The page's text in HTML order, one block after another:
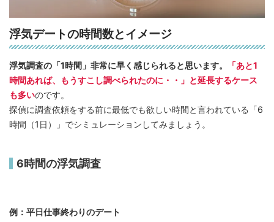
浮気デートの時間数とイメージ
浮気調査の「1時間」非常に早く感じられると思います。
「あと1
時間あれば、もうすこし調べられたのに・・」と延長するケース
も多いのです。
探偵に調査依頼をする前に最低でも欲しい時間と言われている「6
時間（1日）」でシミュレーションしてみましょう。
6時間の浮気調査
例：平日仕事終わりのデート